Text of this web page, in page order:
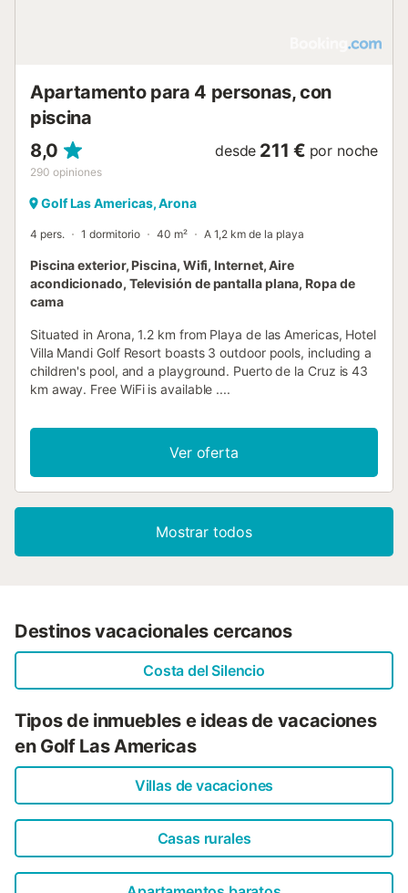
Apartamento para 4 personas, con
piscina
8,0
290 opiniones
desde 211 € por noche
Golf Las Americas, Arona
4 pers. 1 dormitorio 40 m² A 1,2 km de la playa
Piscina exterior, Piscina, Wifi, Internet, Aire
acondicionado, Televisión de pantalla plana, Ropa de
cama
Situated in Arona, 1.2 km from Playa de las Americas, Hotel
Villa Mandi Golf Resort boasts 3 outdoor pools, including a
children's pool, and a playground. Puerto de la Cruz is 43
km away. Free WiFi is available ....
Ver oferta
Mostrar todos
Destinos vacacionales cercanos
Costa del Silencio
Tipos de inmuebles e ideas de vacaciones
en Golf Las Americas
Villas de vacaciones
Casas rurales